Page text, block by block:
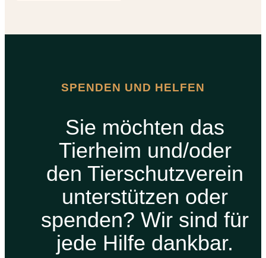
SPENDEN UND HELFEN
Sie möchten das
Tierheim und/oder
den Tierschutzverein
unterstützen oder
spenden? Wir sind für
jede Hilfe dankbar.